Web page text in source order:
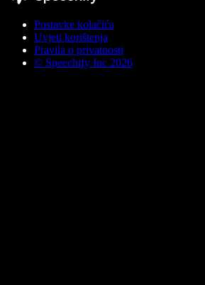
Postavke kolačića
Uvjeti korištenja
Pravila o privatnosti
© Speechify Inc 2026